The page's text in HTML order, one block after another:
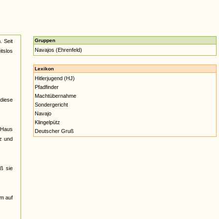
Seit
und
sie
auf
Gruppen
Navajos (Ehrenfeld)
Lexikon
Hitlerjugend (HJ)
Pfadfinder
Machtübernahme
Sondergericht
Navajo
Klingelpütz
Deutscher Gruß